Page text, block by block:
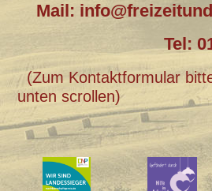
Mail:
Tel: 01573-
(Zum Kontaktformular
unten scrollen)